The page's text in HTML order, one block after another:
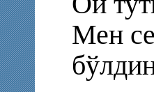
Мен